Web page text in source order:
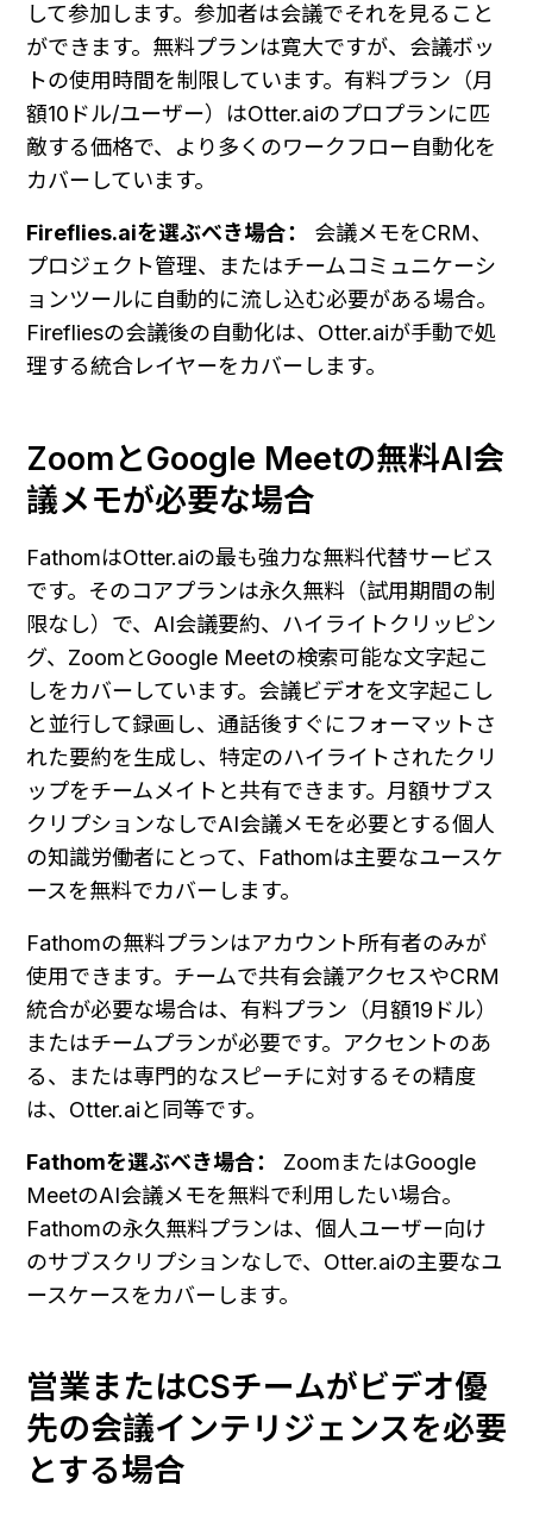
して参加します。参加者は会議でそれを見ること
ができます。無料プランは寛大ですが、会議ボッ
トの使用時間を制限しています。有料プラン（月
額10ドル/ユーザー）はOtter.aiのプロプランに匹
敵する価格で、より多くのワークフロー自動化を
カバーしています。
Fireflies.aiを選ぶべき場合：
会議メモをCRM、
プロジェクト管理、またはチームコミュニケーシ
ョンツールに自動的に流し込む必要がある場合。
Firefliesの会議後の自動化は、Otter.aiが手動で処
理する統合レイヤーをカバーします。
ZoomとGoogle Meetの無料AI会
議メモが必要な場合
FathomはOtter.aiの最も強力な無料代替サービス
です。そのコアプランは永久無料（試用期間の制
限なし）で、AI会議要約、ハイライトクリッピン
グ、ZoomとGoogle Meetの検索可能な文字起こ
しをカバーしています。会議ビデオを文字起こし
と並行して録画し、通話後すぐにフォーマットさ
れた要約を生成し、特定のハイライトされたクリ
ップをチームメイトと共有できます。月額サブス
クリプションなしでAI会議メモを必要とする個人
の知識労働者にとって、Fathomは主要なユースケ
ースを無料でカバーします。
Fathomの無料プランはアカウント所有者のみが
使用できます。チームで共有会議アクセスやCRM
統合が必要な場合は、有料プラン（月額19ドル）
またはチームプランが必要です。アクセントのあ
る、または専門的なスピーチに対するその精度
は、Otter.aiと同等です。
Fathomを選ぶべき場合：
ZoomまたはGoogle
MeetのAI会議メモを無料で利用したい場合。
Fathomの永久無料プランは、個人ユーザー向け
のサブスクリプションなしで、Otter.aiの主要なユ
ースケースをカバーします。
営業またはCSチームがビデオ優
先の会議インテリジェンスを必要
とする場合